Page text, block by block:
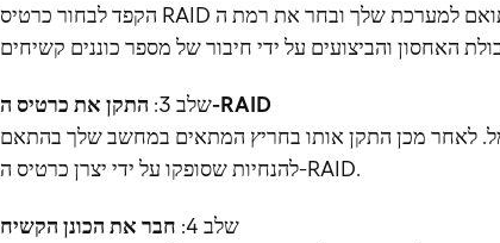
הקפד לבחור כרטיס RAID התואם למערכת שלך ובחר את רמת ה-RAID והתכונות המתאימות בהתאם לצרכים שלך.
שלב 3:התקן את כרטיס ה-RAID
לאחר מכן התקן אותו בחריץ המתאים במחשב שלך בהתאם
להנחיות שסופקו על ידי יצרן כרטיס ה-RAID.
שלב 4:
חבר את הכונן הקשיח